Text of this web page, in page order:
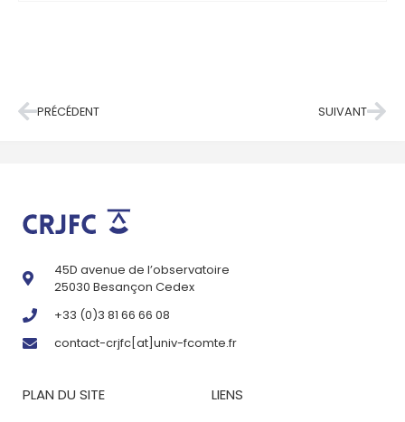
PRÉCÉDENT SUIVANT
45D avenue de l’observatoire
25030 Besançon Cedex
+33 (0)3 81 66 66 08
contact-crjfc[at]univ-fcomte.fr
PLAN DU SITE LIENS